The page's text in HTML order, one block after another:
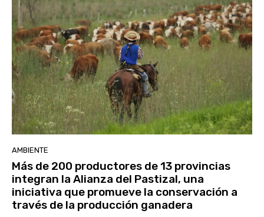
AMBIENTE
Más de 200 productores de 13 provincias
integran la Alianza del Pastizal, una
iniciativa que promueve la conservación a
través de la producción ganadera